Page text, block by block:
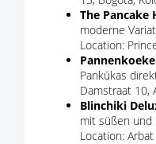
The Pancake
moderne
Location:
Pankūkas
Damstraat 10,
Blinchiki
mit süßen und
Location: